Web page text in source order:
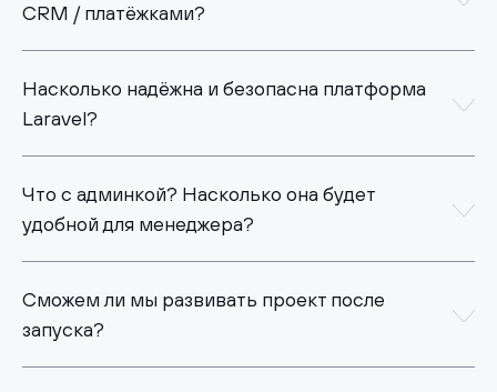
CRM / платёжками?
Насколько надёжна и безопасна платформа
Laravel?
Что с админкой? Насколько она будет
удобной для менеджера?
Сможем ли мы развивать проект после
запуска?